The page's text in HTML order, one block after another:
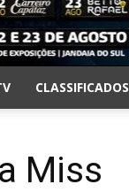
CLASSIFICADOS
Miss